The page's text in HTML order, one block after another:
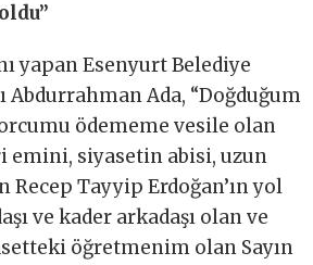
yapan Esenyurt Belediye
Abdurrahman Ada, “Doğduğum
ödememe vesile olan
emini, siyasetin abisi, uzun
Recep Tayyip Erdoğan’ın yol
ve kader arkadaşı olan ve
öğretmenim olan Sayın